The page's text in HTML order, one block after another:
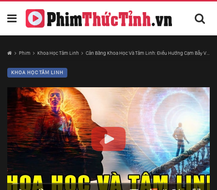
Phim Khoa Học Tâm Linh Cân Bằng Khoa Học Và Tâm Linh: Điều Hướng Cạm Bẫy Và Nhận Ra Sự Bổ Trợ Lẫn Nhau
KHOA HỌC TÂM LINH